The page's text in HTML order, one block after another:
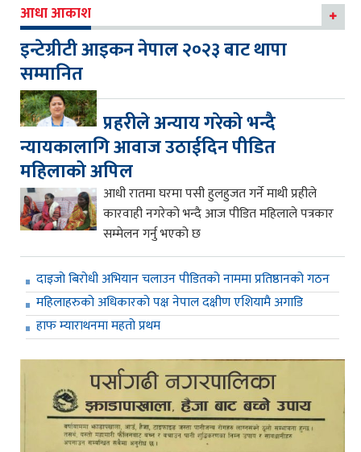
आधा आकाश
इन्टेग्रीटी आइकन नेपाल २०२३ बाट थापा
सम्मानित
प्रहरीले अन्याय गरेको भन्दै
न्यायकालागि आवाज उठाईदिन पीडित
महिलाको अपिल
आधी रातमा घरमा पसी हुलहुजत गर्ने माथी प्रहीले
कारवाही नगरेको भन्दै आज पीडित महिलाले पत्रकार
सम्मेलन गर्नु भएको छ
दाइजो बिरोधी अभियान चलाउन पीडितको नाममा प्रतिष्ठानको गठन
महिलाहरुको अधिकारको पक्ष नेपाल दक्षीण एशियामै अगाडि
हाफ म्याराथनमा महतो प्रथम